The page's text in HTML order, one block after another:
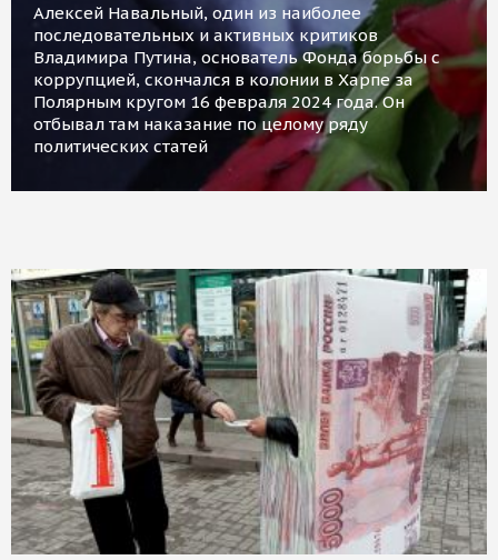
Алексей Навальный, один из наиболее
последовательных и активных критиков
Владимира Путина, основатель Фонда борьбы с
коррупцией, скончался в колонии в Харпе за
Полярным кругом 16 февраля 2024 года. Он
отбывал там наказание по целому ряду
политических статей